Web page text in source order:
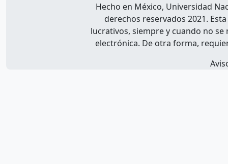
Hecho en México, Universidad
derechos reservados 2021.
lucrativos, siempre y cuando no
electrónica. De otra forma,